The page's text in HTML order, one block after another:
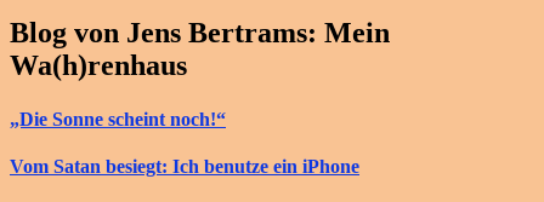
Blog von Jens Bertrams: Mein
Wa(h)renhaus
„Die Sonne scheint noch!“
Vom Satan besiegt: Ich benutze ein iPhone